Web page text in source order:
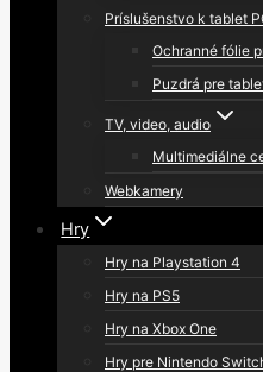
Príslušenstvo k tablet
Ochranné fólie
Puzdrá pre
TV, video, audio
Multimediálne
Webkamery
Hry
Hry na Playstation 4
Hry na PS5
Hry na Xbox One
Hry pre Nintendo